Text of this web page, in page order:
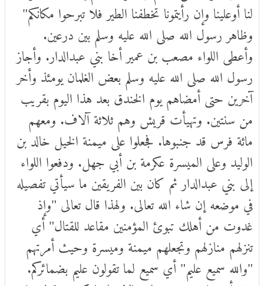
لنا أوعلينا وإن رأيتمونا تخطفنا الطير فلا تبرحوا مكانكم"
وظاهر رسول الله صلى الله عليه وسلم بين درعين.
وأعطى اللواء مصعب بن عمير أخا بني عبدالدار. وأجاز
رسول الله صلى الله عليه وسلم بعض الغلمان يومئذ وأخر
آخرين حتى أمضاهم يوم الخندق بعد هذا اليوم بقريب
من سنتين. وتهيأت قريش وهم ثلاثة آلاف. ومعهم
مائة فرس قد جنبوها. فجعلوا على ميمنة الخيل خالد بن
الوليد وعلى الميسرة عكرمة بن أبي جهل. ودفعوا اللواء
إلى بني عبدالدار ثم كان بين الفريقين ما سيأتي تفصيله
في موضعه إن شاء الله تعالى. ولهذا قال تعالى "وإذ
غدوت من أهلك تبوئ المؤمنين مقاعد للقتال" أي
تنزلهم منازلهم وتجعلهم ميمنة وميسرة وحيث أمرتهم
"والله سميع عليم" أي سميع لما تقولون عليم بضمائركم.